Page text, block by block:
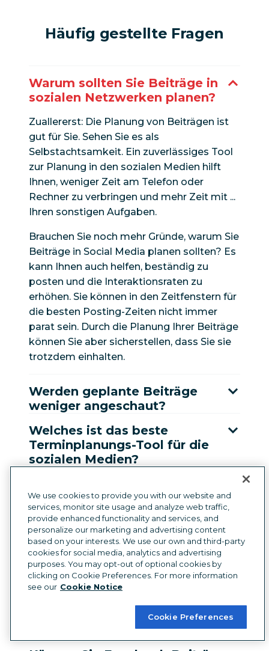
Häufig gestellte Fragen
Warum sollten Sie Beiträge in
sozialen Netzwerken planen?
Zuallererst: Die Planung von Beiträgen ist
gut für Sie. Sehen Sie es als
Selbstachtsamkeit. Ein zuverlässiges Tool
zur Planung in den sozialen Medien hilft
Ihnen, weniger Zeit am Telefon oder
Rechner zu verbringen und mehr Zeit mit ...
Ihren sonstigen Aufgaben.
Brauchen Sie noch mehr Gründe, warum Sie
Beiträge in Social Media planen sollten? Es
kann Ihnen auch helfen, beständig zu
posten und die Interaktionsraten zu
erhöhen. Sie können in den Zeitfenstern für
die besten Posting-Zeiten nicht immer
parat sein. Durch die Planung Ihrer Beiträge
können Sie aber sicherstellen, dass Sie sie
trotzdem einhalten.
Werden geplante Beiträge
weniger angeschaut?
Welches ist das beste
Terminplanungs-Tool für die
sozialen Medien?
Beiträge mit Hootsuite
planen?
Können Sie Reels auf
Hootsuite planen?
Können Sie Carousel-Beiträge
auf Hootsuite planen?
Können Sie Tweets mit
Hootsuite planen?
We use cookies to provide you with our website and
services, monitor site usage and analyze web traffic,
provide enhanced functionality and services, and
personalize our marketing and advertising content
based on your interests. We use our own and third-party
cookies for social media, analytics and advertising
purposes. You may opt-out of optional cookies by
clicking on Cookie Preferences. For more information
see our Cookie Notice
Cookie Preferences